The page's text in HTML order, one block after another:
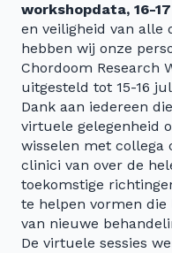
workshopdata, 16-
en veiligheid van alle
hebben wij onze
Chordoom Research
uitgesteld tot 15-16
Dank aan iedereen
virtuele gelegenheid
wisselen met collega
clinici van over de
toekomstige
te helpen vormen
van nieuwe
De virtuele sessies